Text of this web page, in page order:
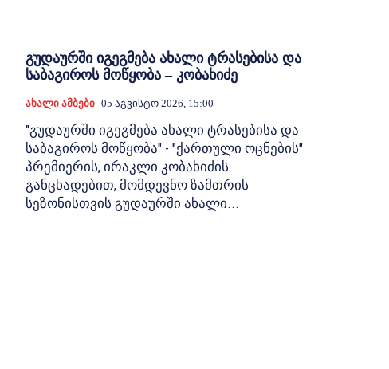
გუდაურში იგეგმება ახალი ტრასებისა და
საბაგიროს მოწყობა – კობახიძე
Ახალი Ამბები 05 Აგვისტო 2026, 15:00
"გუდაურში იგეგმება ახალი ტრასებისა და
საბაგიროს მოწყობა" - "ქართული ოცნების"
პრემიერის, ირაკლი კობახიძის
განცხადებით, მომდევნო ზამთრის
სეზონისთვის გუდაურში ახალი...